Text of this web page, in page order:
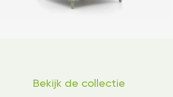
Bekijk de collectie